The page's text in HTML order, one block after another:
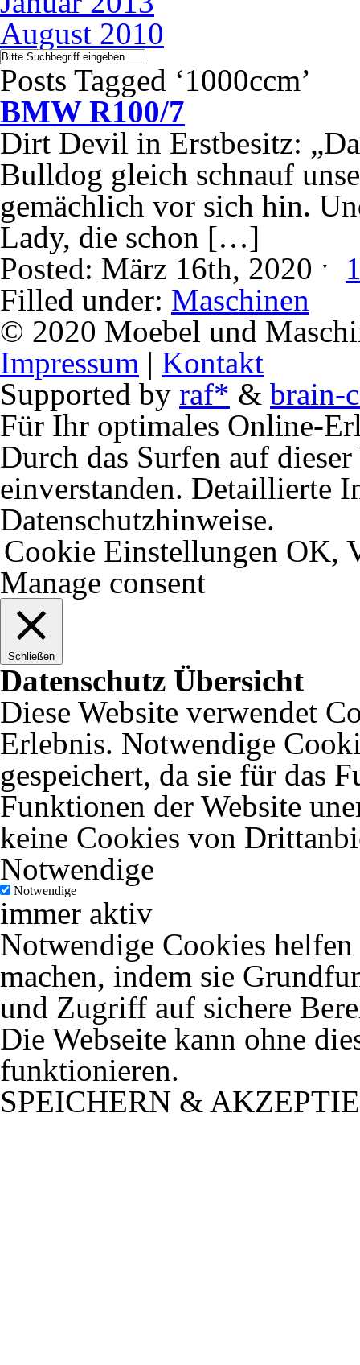
August 2010
Posts Tagged ‘1000ccm’
BMW R100/7
Dirt Devil in Erstbesitz:
Bulldog gleich schnauf
gemächlich vor sich hin.
Lady, die schon […]
Posted: März 16th, 2020 ˑ
Filled under: Maschinen
© 2020 Moebel und
Impressum | Kontakt
Supported by raf* & brain-
Für Ihr optimales Online-
Durch das Surfen auf
einverstanden. Detaillierte
Datenschutzhinweise.
Cookie Einstellungen OK,
Manage consent
Schließen
Datenschutz Übersicht
Diese Website verwendet
Erlebnis. Notwendige
gespeichert, da sie für das
Funktionen der Website
keine Cookies von
Notwendige
Notwendige
immer aktiv
Notwendige Cookies
machen, indem sie
und Zugriff auf sichere
Die Webseite kann ohne
funktionieren.
SPEICHERN &